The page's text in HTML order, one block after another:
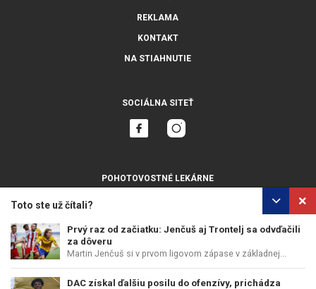
Toto ste už čítali?
Prvý raz od začiatku: Jenčuš aj Trontelj sa odvďačili
za dôveru
Martin Jenčuš si v prvom ligovom zápase v základnej...
DAC získal ďalšiu posilu do ofenzívy, prichádza
REKLAMA
KONTAKT
NA STIAHNUTIE
SOCIÁLNA SITEŤ
POHOTOVOSTNÉ LEKÁRNE
OCHRANA OSOBNÝCH ÚDAJOV POUŽÍVANIE COOKIES
COPYRIGHT © PERFECTS, A.S. WEB DESIGN:EPIX MEDIA